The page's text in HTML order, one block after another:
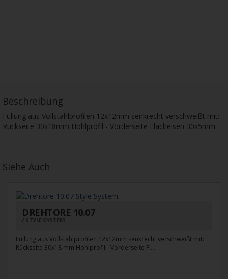
Beschreibung
Füllung aus Vollstahlprofilen 12x12mm senkrecht verschweißt mit:
Rückseite 30x18mm Hohlprofil - Vorderseite Flacheisen 30x5mm.
Siehe Auch
DREHTORE 10.07
STYLE SYSTEM
Füllung aus Vollstahlprofilen 12x12mm senkrecht verschweißt mit:
Rückseite 30x18 mm Hohlprofil - Vorderseite Fl...